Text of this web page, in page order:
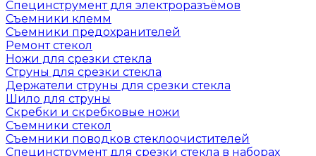
Специнструмент для электроразъёмов
Съемники клемм
Съемники предохранителей
Ремонт стекол
Ножи для срезки стекла
Струны для срезки стекла
Держатели струны для срезки стекла
Шило для струны
Скребки и скребковые ножи
Съемники стекол
Съемники поводков стеклоочистителей
Специнструмент для срезки стекла в наборах